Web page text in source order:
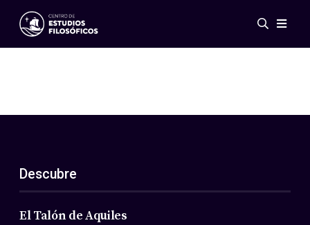
Eventos
ES
EN
Acerca de nosotros
Miembros
Descubre
El Talón de Aquiles